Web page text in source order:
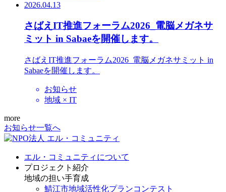
2026.04.13
さばえIT推進フォーラム2026_電脳メガネサ
ミット in Sabaeを開催します。
さばえIT推進フォーラム2026_電脳メガネサミット in
Sabaeを開催します。
お知らせ
地域 × IT
more
お知らせ一覧へ
エル・コミュニティについて
プロジェクト紹介
地域の担い手育成
鯖江市地域活性化プランコンテスト